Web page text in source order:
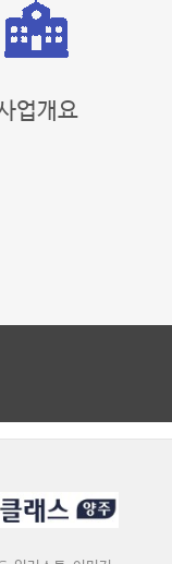
업개요